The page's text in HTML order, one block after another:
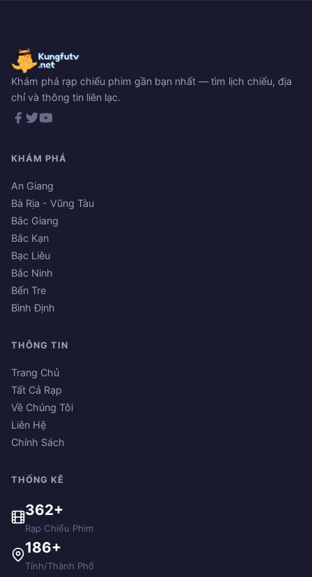
Khám phá rạp chiếu phim gần bạn nhất — tìm lịch chiếu, địa
chỉ và thông tin liên lạc.
KHÁM PHÁ
An Giang
Bà Rịa - Vũng Tàu
Bắc Giang
Bắc Kạn
Bạc Liêu
Bắc Ninh
Bến Tre
Bình Định
THÔNG TIN
Trang Chủ
Tất Cả Rạp
Về Chúng Tôi
Liên Hệ
Chính Sách
THỐNG KÊ
362+
Rạp Chiếu Phim
186+
Tỉnh/Thành Phố